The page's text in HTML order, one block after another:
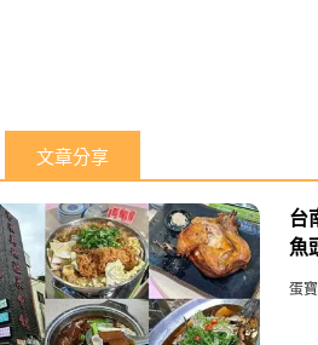
文章分享
台
魚
蛋